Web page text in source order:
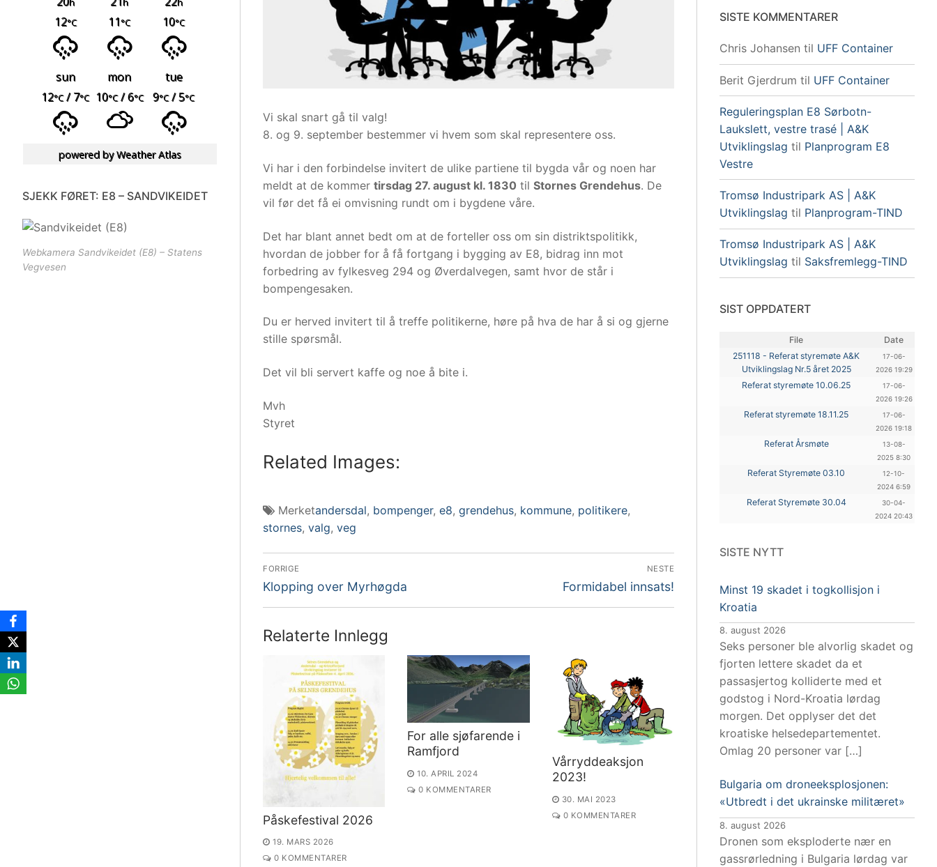
Vi skal snart gå til valg!
8. og 9. september bestemmer vi hvem som skal representere oss.
Vi har i den forbindelse invitert de ulike partiene til bygda vår og noen har
meldt at de kommer tirsdag 27. august kl. 1830 til Stornes Grendehus. De
vil før det få ei omvisning rundt om i bygdene våre.
Det har blant annet bedt om at de forteller oss om sin distriktspolitikk,
hvordan de jobber for å få fortgang i bygging av E8, bidrag inn mot
forbedring av fylkesveg 294 og Øverdalvegen, samt hvor de står i
bompengesaken.
Du er herved invitert til å treffe politikerne, høre på hva de har å si og gjerne
stille spørsmål.
Det vil bli servert kaffe og noe å bite i.
Mvh
Styret
Related Images:
Merketandersdal, bompenger, e8, grendehus, kommune, politikere,
stornes, valg, veg
Innleggsnavigasjon
FORRIGE
Forrige
Klopping over Myrhøgda
NESTE
Neste
Formidabel innsats!
Relaterte Innlegg
Påskefestival 2026
19. MARS 2026
0 KOMMENTARER
For alle sjøfarende i
Ramfjord
10. APRIL 2024
0 KOMMENTARER
Vårryddeaksjon
2023!
30. MAI 2023
0 KOMMENTARER
SISTE KOMMENTARER
Chris Johansen til UFF Container
Berit Gjerdrum til UFF Container
Reguleringsplan E8 Sørbotn-
Laukslett, vestre trasé | A&K
Utviklingslag til Planprogram E8
Vestre
Tromsø Industripark AS | A&K
Utviklingslag til Planprogram-TIND
Tromsø Industripark AS | A&K
Utviklingslag til Saksfremlegg-TIND
SIST OPPDATERT
File
Date
251118 - Referat styremøte A&K
Utviklingslag Nr.5 året 2025
17-06-
2026 19:29
Referat styremøte 10.06.25
17-06-
2026 19:26
Referat styremøte 18.11.25
17-06-
2026 19:18
Referat Årsmøte
13-08-
2025 8:30
Referat Styremøte 03.10
12-10-
2024 6:59
Referat Styremøte 30.04
30-04-
2024 20:43
SISTE NYTT
Minst 19 skadet i togkollisjon i
Kroatia
8. august 2026
Seks personer ble alvorlig skadet og
fjorten lettere skadet da et
passasjertog kolliderte med et
godstog i Nord-Kroatia lørdag
morgen. Det opplyser det det
kroatiske helsedepartementet.
Omlag 20 personer var […]
Bulgaria om droneeksplosjonen:
«Utbredt i det ukrainske militæret»
8. august 2026
Dronen som eksploderte nær en
gassrørledning i Bulgaria lørdag var
12°C 11°C 10°C
sun mon
tue
12°C/ 7°C 10°C/ 6°C 9°C/ 5°C
powered byWeather Atlas
SJEKK FØRET: E8 – SANDVIKEIDET
Webkamera Sandvikeidet (E8) – Statens
Vegvesen